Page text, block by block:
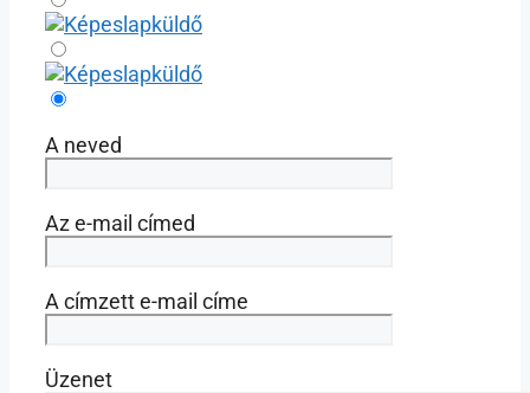
A neved
Az e-mail címed
A címzett e-mail címe
Üzenet